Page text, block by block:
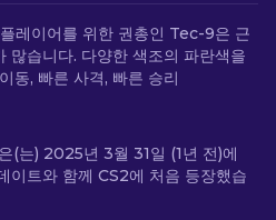
레이어를 위한 권총인 Tec-9은 근
많습니다. 다양한 색조의 파란색을
동, 빠른 사격, 빠른 승리
(는) 2025년 3월 31일 (1년 전)에
트와 함께 CS2에 처음 등장했습